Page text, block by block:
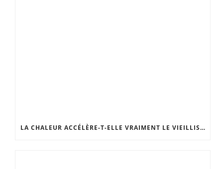
LA CHALEUR ACCÉLÈRE-T-ELLE VRAIMENT LE VIEILLISSEMENT DE LA PEAU ?